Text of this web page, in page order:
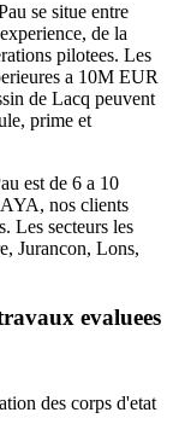
se situe entre
de la
pilotees. Les
a 10M EUR
de Lacq peuvent
prime et
est de 6 a 10
nos clients
Les secteurs les
Jurancon, Lons,
evaluees
des corps d'etat